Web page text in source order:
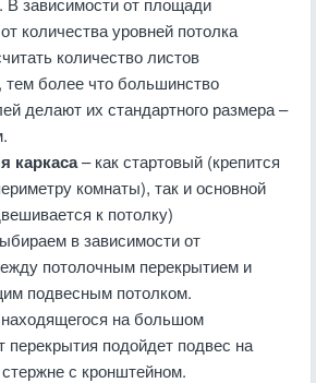
количества уровней потолка
количество листов
тем более что большинство
делают их стандартного размера –
каркаса– как стартовый (крепится
комнаты), так и основной
к потолку)
в зависимости от
потолочным перекрытием и
подвесным потолком.
на большом
перекрытия подойдет подвес на
с кронштейном.